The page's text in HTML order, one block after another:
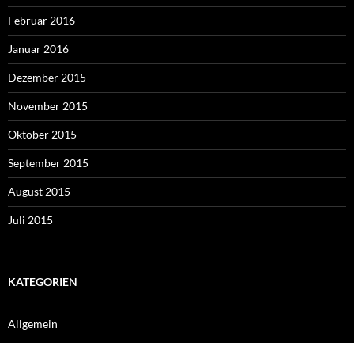
Februar 2016
Januar 2016
Dezember 2015
November 2015
Oktober 2015
September 2015
August 2015
Juli 2015
KATEGORIEN
Allgemein